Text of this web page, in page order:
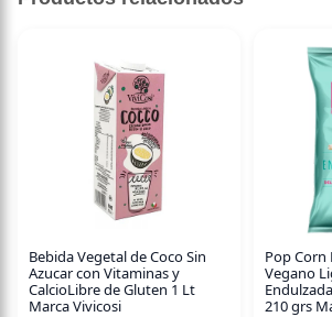
años. Disfruta de los beneficios de un
formato sublingual.
Un complemento alimenticio para
manera natural y práctica.
Bebida Vegetal de Coco Sin
Azucar con Vitaminas y
CalcioLibre de Gluten 1 Lt
Marca Vivicosi
Pop Corn
Vegano
210 grs